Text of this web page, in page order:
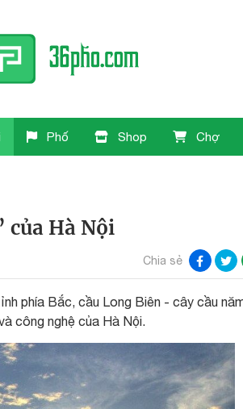
Phố Shop Chợ
của Hà Nội
Chia sẻ
phía Bắc, cầu Long Biên - cây cầu
công nghệ của Hà Nội.